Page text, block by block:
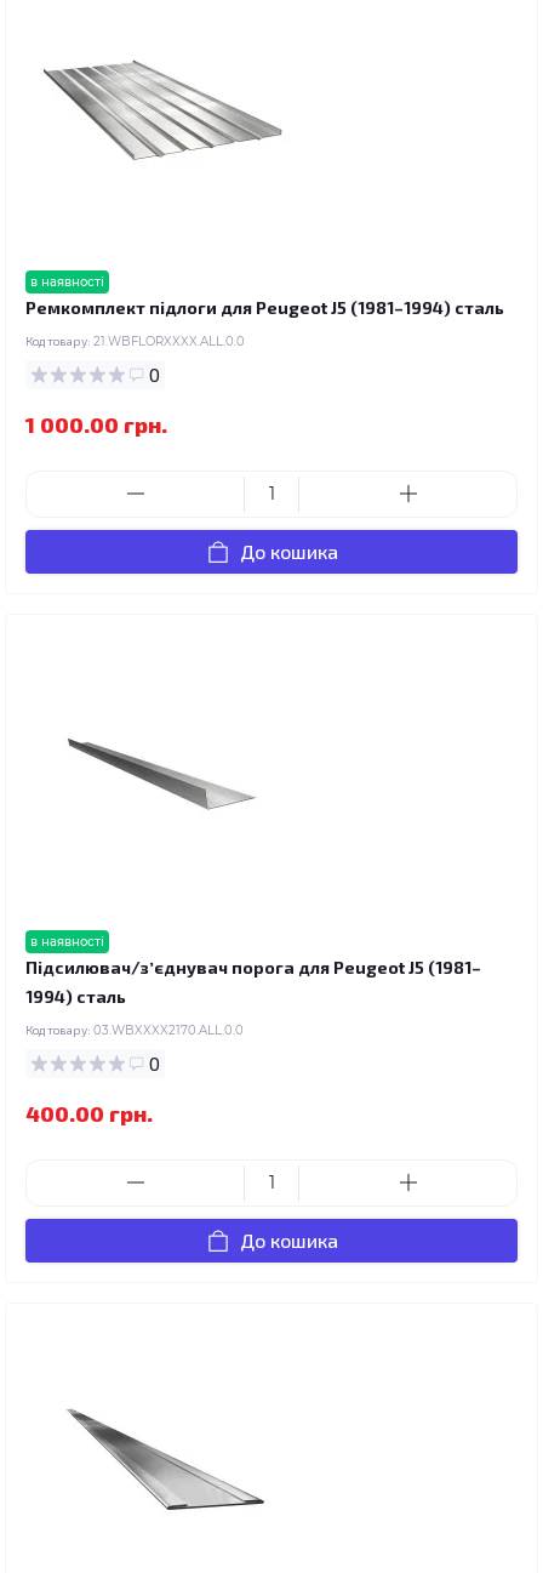
в наявності
Ремкомплект підлоги для Peugeot J5 (1981–1994) сталь
Код товару: 21.WBFLORXXXX.ALL.0.0
0
1 000.00 грн.
До кошика
в наявності
Підсилювач/зʼєднувач порога для Peugeot J5 (1981–
1994) сталь
Код товару: 03.WBXXXX2170.ALL.0.0
0
400.00 грн.
До кошика